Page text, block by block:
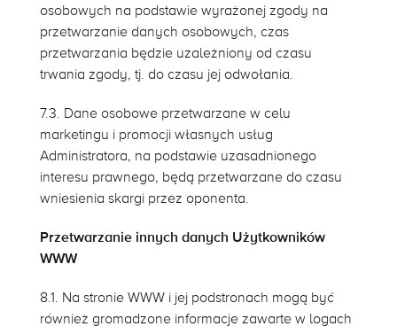
osobowych na podstawie wyrażonej zgody na
przetwarzanie danych osobowych, czas
przetwarzania będzie uzależniony od czasu
trwania zgody, tj. do czasu jej odwołania.
7.3. Dane osobowe przetwarzane w celu
marketingu i promocji własnych usług
Administratora, na podstawie uzasadnionego
interesu prawnego, będą przetwarzane do czasu
wniesienia skargi przez oponenta.
Przetwarzanie innych danych Użytkowników
WWW
8.1. Na stronie WWW i jej podstronach mogą być
również gromadzone informacje zawarte w logach